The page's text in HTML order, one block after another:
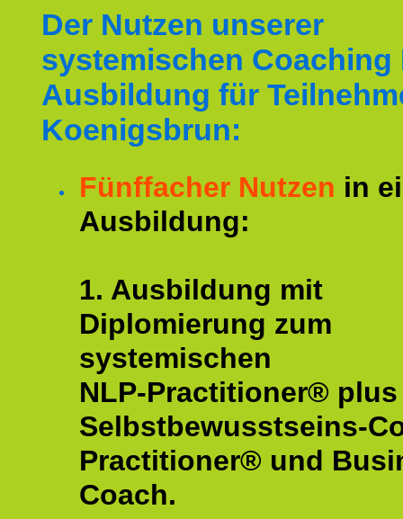
Der Nutzen unserer
systemischen Coaching
Ausbildung für
Koenigsbrun:
Fünffacher Nutzen in
Ausbildung:
1. Ausbildung mit
Diplomierung zum
systemischen
NLP-Practitioner® plus
Selbstbewusstseins-
Practitioner® und
Coach.